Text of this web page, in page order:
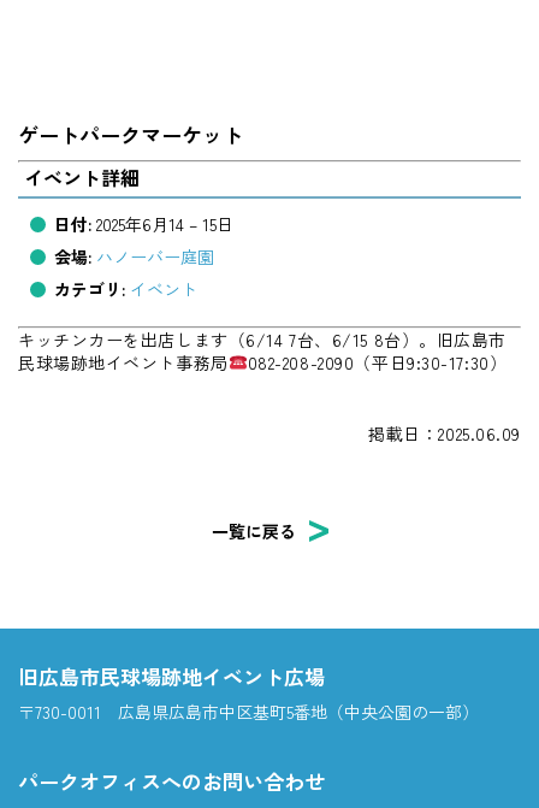
ゲートパークマーケット
イベント詳細
日付: 2025年6月14– 15日
会場: ハノーバー庭園
カテゴリ: イベント
キッチンカーを出店します（6/14 7台、6/15 8台）。旧広島市
民球場跡地イベント事務局
082-208-2090（平日9:30-17:30）
掲載日：2025.06.09
一覧に戻る
旧広島市民球場跡地イベント広場
〒730-0011 広島県広島市中区基町5番地（中央公園の一部）
パークオフィスへのお問い合わせ